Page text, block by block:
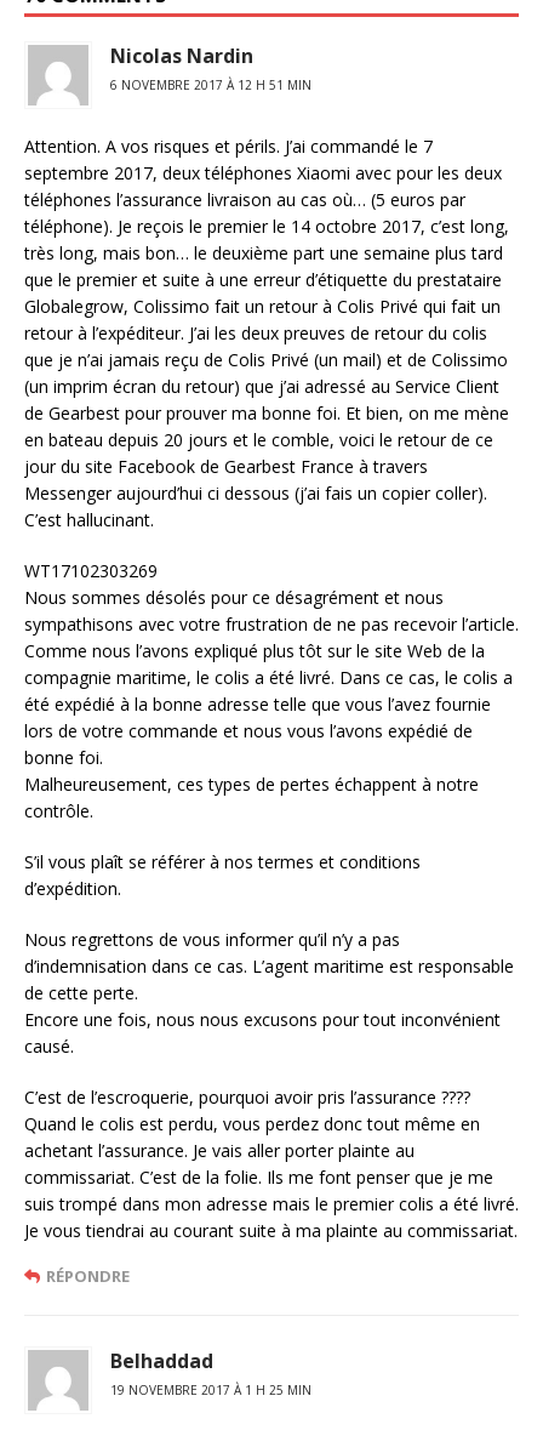
Nicolas Nardin
6 NOVEMBRE 2017 À 12 H 51 MIN
Attention. A vos risques et périls. J’ai commandé le 7
septembre 2017, deux téléphones Xiaomi avec pour les deux
téléphones l’assurance livraison au cas où… (5 euros par
téléphone). Je reçois le premier le 14 octobre 2017, c’est long,
très long, mais bon… le deuxième part une semaine plus tard
que le premier et suite à une erreur d’étiquette du prestataire
Globalegrow, Colissimo fait un retour à Colis Privé qui fait un
retour à l’expéditeur. J’ai les deux preuves de retour du colis
que je n’ai jamais reçu de Colis Privé (un mail) et de Colissimo
(un imprim écran du retour) que j’ai adressé au Service Client
de Gearbest pour prouver ma bonne foi. Et bien, on me mène
en bateau depuis 20 jours et le comble, voici le retour de ce
jour du site Facebook de Gearbest France à travers
Messenger aujourd’hui ci dessous (j’ai fais un copier coller).
C’est hallucinant.
WT17102303269
Nous sommes désolés pour ce désagrément et nous
sympathisons avec votre frustration de ne pas recevoir l’article.
Comme nous l’avons expliqué plus tôt sur le site Web de la
compagnie maritime, le colis a été livré. Dans ce cas, le colis a
été expédié à la bonne adresse telle que vous l’avez fournie
lors de votre commande et nous vous l’avons expédié de
bonne foi.
Malheureusement, ces types de pertes échappent à notre
contrôle.
S’il vous plaît se référer à nos termes et conditions
d’expédition.
Nous regrettons de vous informer qu’il n’y a pas
d’indemnisation dans ce cas. L’agent maritime est responsable
de cette perte.
Encore une fois, nous nous excusons pour tout inconvénient
causé.
C’est de l’escroquerie, pourquoi avoir pris l’assurance ????
Quand le colis est perdu, vous perdez donc tout même en
achetant l’assurance. Je vais aller porter plainte au
commissariat. C’est de la folie. Ils me font penser que je me
suis trompé dans mon adresse mais le premier colis a été livré.
Je vous tiendrai au courant suite à ma plainte au commissariat.
RÉPONDRE
Belhaddad
19 NOVEMBRE 2017 À 1 H 25 MIN